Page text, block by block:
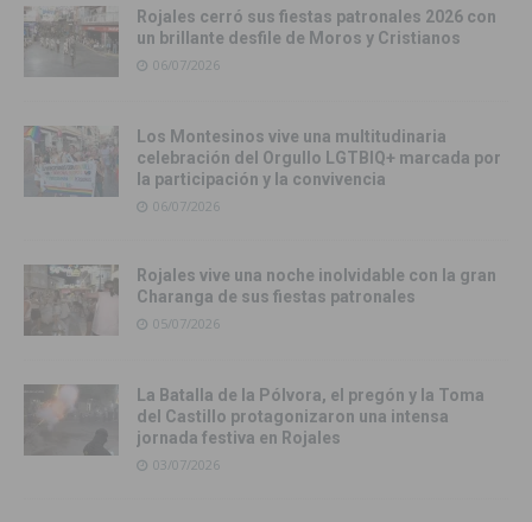
Rojales cerró sus fiestas patronales 2026 con
un brillante desfile de Moros y Cristianos
06/07/2026
Los Montesinos vive una multitudinaria
celebración del Orgullo LGTBIQ+ marcada por
la participación y la convivencia
06/07/2026
Rojales vive una noche inolvidable con la gran
Charanga de sus fiestas patronales
05/07/2026
La Batalla de la Pólvora, el pregón y la Toma
del Castillo protagonizaron una intensa
jornada festiva en Rojales
03/07/2026